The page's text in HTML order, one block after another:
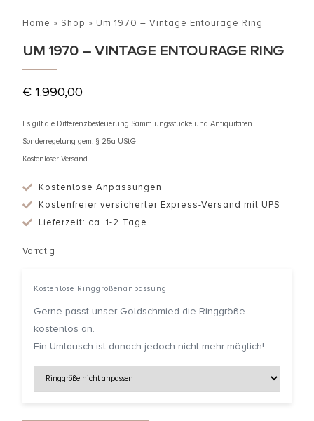
Home » Shop » Um 1970 – Vintage Entourage Ring
UM 1970 – VINTAGE ENTOURAGE RING
€ 1.990,00
Es gilt die Differenzbesteuerung Sammlungsstücke und Antiquitäten
Sonderregelung gem. § 25a UStG
Kostenloser Versand
Kostenlose Anpassungen
Kostenfreier versicherter Express-Versand mit UPS
Lieferzeit: ca. 1-2 Tage
Vorrätig
Kostenlose Ringgrößenanpassung
Gerne passt unser Goldschmied die Ringgröße
kostenlos an.
Ein Umtausch ist danach jedoch nicht mehr möglich!